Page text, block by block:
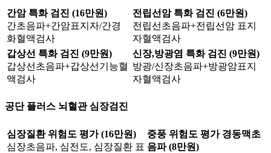
간암 특화 검진 (16만원)
간초음파+간암표지자/간경
화혈액검사
전립선암 특화 검진 (6만원)
전립선초음파+전립선암 표지
자혈액검사
갑상선 특화 검진 (9만원)
갑상선초음파+갑상선기능혈
액검사
신장,방광염 특화 검진 (9만원)
방광/신장초음파+방광암표지
자혈액검사
공단 플러스 뇌혈관 심장검진
심장질환 위험도 평가 (16만원)
심장초음파, 심전도, 심장질환 표
중풍 위험도 평가 경동맥초
음파 (8만원)